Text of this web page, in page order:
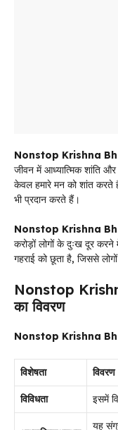
Nonstop Krishna
जीवन में आध्यात्मिक शांति
केवल हमारे मन को शांत करते
भी प्रदान करते हैं।
Nonstop Krishna
करोड़ों लोगों के दुःख दूर
गहराई को छूता है, जिससे
Nonstop
का विवरण
Nonstop Krishna
विशेषता विवरण
विविधता इसमें
यह